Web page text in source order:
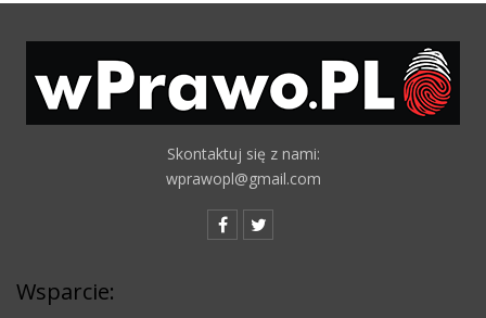
Skontaktuj się z nami:
wprawopl@gmail.com
Wsparcie: